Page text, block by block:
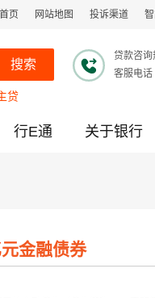
页 网站地图 投诉渠道
搜索
贷款咨询
客服电话
贷
行E通 关于银行
金融债券